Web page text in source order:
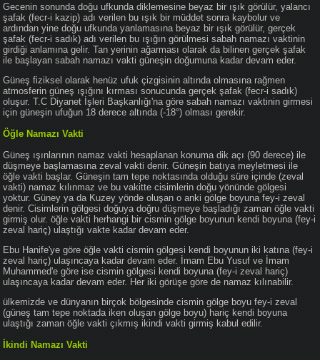
Gecenin sonunda doğu ufkunda diklemesine beyaz bir ışık görülür, yalancı
şafak (fecr-i kazip) adı verilen bu ışık bir müddet sonra kaybolur ve
ardından yine doğu ufkunda yanlamasına beyaz bir ışık görülür, gerçek
şafak (fecr-i sadık) adı verilen bu ışığın görülmesi sabah namazı vaktinin
girdiği anlamına gelir. Tan yerinin ağarması olarak da bilinen gerçek şafak
ile başlayan sabah namazı vakti güneşin doğumuna kadar devam eder.
Güneş fiziksel olarak henüz ufuk çizgisinin altında olmasına rağmen
atmosferin güneş ışığını kırması sonucunda gerçek şafak (fecr-i sadık)
oluşur. T.C Diyanet İşleri Başkanlığı'na göre sabah namazı vaktinin girmesi
için güneşin ufuğun 18 derece altında (-18°) olması gerekir.
Öğle Namazı Vakti
Güneş ışınlarının namaz vakti hesaplanan konuma dik açı (90 derece) ile
düşmeye başlamasına zeval vakti denir. Güneşin batıya meyletmesi ile
öğle vakti başlar. Güneşin tam tepe noktasında olduğu süre içinde (zeval
vakti) namaz kılınmaz ve bu vakitte cisimlerin doğu yönünde gölgesi
yoktur. Güney ya da Kuzey yönde oluşan o anki gölge boyuna fey-i zeval
denir. Cisimlerin gölgesi doğuya doğru düşmeye başladığı zaman öğle vakti
girmiş olur. öğle vakti herhangi bir cismin gölge boyunun kendi boyuna (fey-i
zeval hariç) ulaştığı vakte kadar devam eder.
Ebu Hanife'ye göre öğle vakti cismin gölgesi kendi boyunun iki katına (fey-i
zeval hariç) ulaşıncaya kadar devam eder. İmam Ebu Yusuf ve İmam
Muhammed'e göre ise cismin gölgesi kendi boyuna (fey-i zeval hariç)
ulaşıncaya kadar devam eder. Her iki görüşe göre de namaz kılınabilir.
ülkemizde ve dünyanın birçok bölgesinde cismin gölge boyu fey-i zeval
(güneş tam tepe noktada iken oluşan gölge boyu) hariç kendi boyuna
ulaştığı zaman öğle vakti çıkmış ikindi vakti girmiş kabul edilir.
İkindi Namazı Vakti